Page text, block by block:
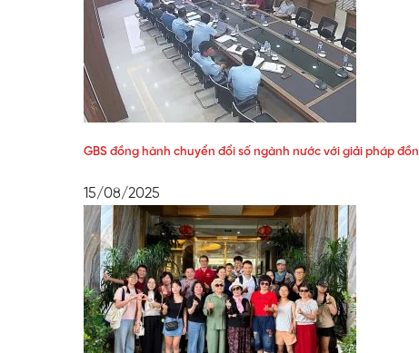
GBS đồng hành chuyển đổi số ngành nước với giải pháp
15/08/2025